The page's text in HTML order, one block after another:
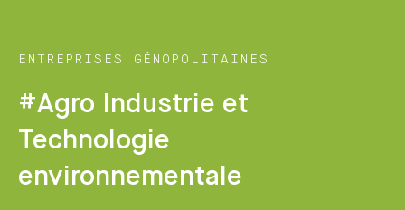
ENTREPRISES GÉNOPOLITAINES
#Agro Industrie et
Technologie
environnementale